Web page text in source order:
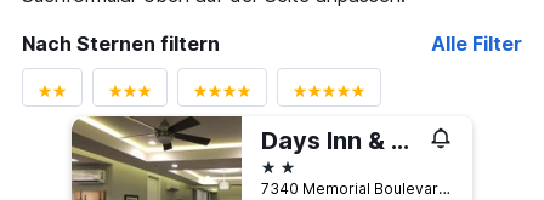
Nach Sternen filtern
Alle Filter
Days Inn & Suites by Wyndham Port Arthur
2 Sterne
7340 Memorial Boulevard, Port Arthur, TX, USA